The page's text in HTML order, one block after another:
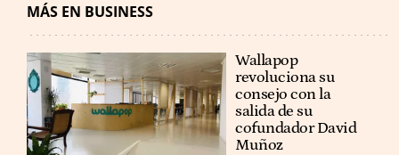
MÁS EN BUSINESS
Wallapop
revoluciona su
consejo con la
salida de su
cofundador David
Muñoz